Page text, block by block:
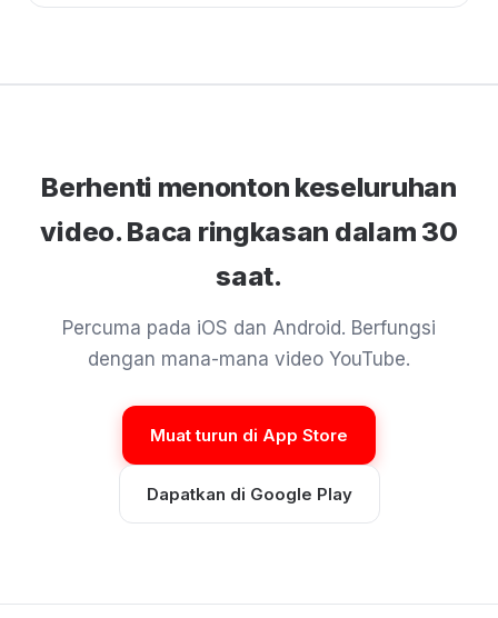
Berhenti menonton keseluruhan
video. Baca ringkasan dalam 30
saat.
Percuma pada iOS dan Android. Berfungsi
dengan mana-mana video YouTube.
Muat turun di App Store
Dapatkan di Google Play